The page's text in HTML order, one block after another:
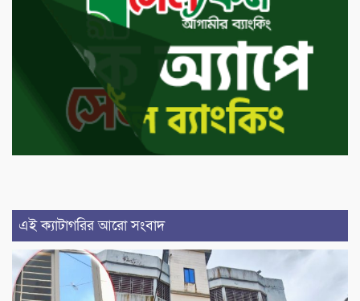
এই ক্যাটাগরির আরো সংবাদ